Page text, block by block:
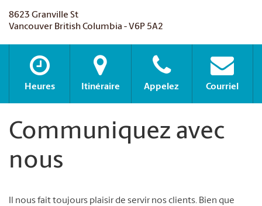
8623 Granville St
Vancouver British Columbia - V6P 5A2
Heures Itinéraire Appelez Courriel
Communiquez avec
nous
Il nous fait toujours plaisir de servir nos clients. Bien que